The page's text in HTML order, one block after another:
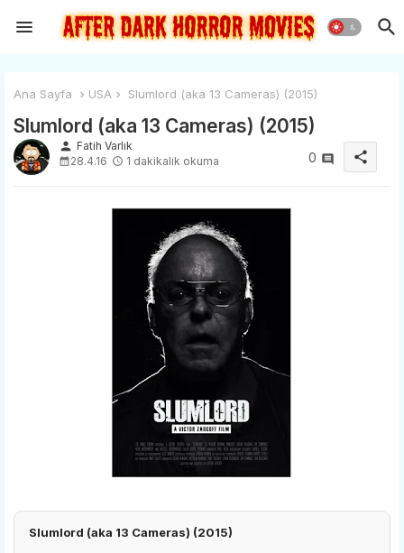
Ana Sayfa USA Slumlord (aka 13 Cameras) (2015)
Slumlord (aka 13 Cameras) (2015)
person Fatih Varlık
28.4.16
1 dakikalık okuma 0 share
Slumlord (aka 13 Cameras) (2015)